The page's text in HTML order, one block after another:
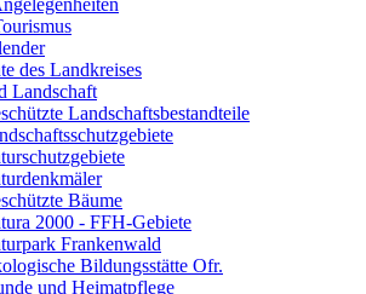
des Landkreises
Landschaft
Landschaftsbestandteile
Bäume
2000 - FFH-Gebiete
Frankenwald
Bildungsstätte Ofr.
und Heimatpflege